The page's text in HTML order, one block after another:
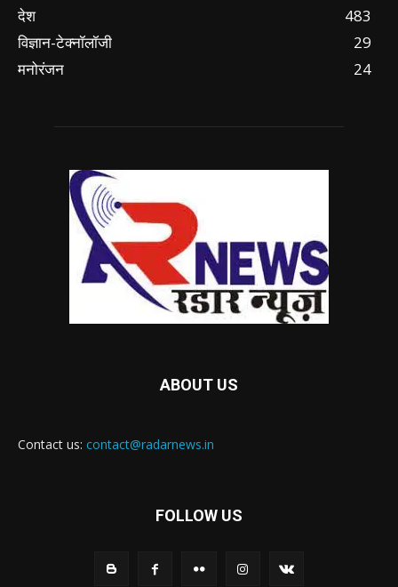
देश
483
विज्ञान-टेक्नॉलॉजी
29
मनोरंजन
24
ABOUT US
Contact us: contact@radarnews.in
FOLLOW US